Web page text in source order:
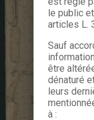
le public
articles L.
Sauf
être
dénaturé
leurs
à :